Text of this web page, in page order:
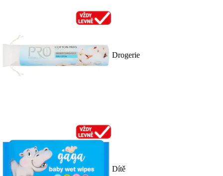
Drogerie
Dítě